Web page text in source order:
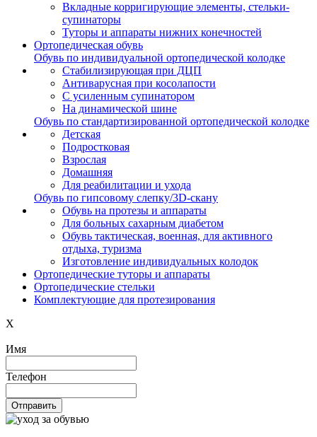
Вкладные корригирующие элементы, стельки-
супинаторы
Туторы и аппараты нижних конечностей
Ортопедическая обувь
Обувь по индивидуальной ортопедической колодке
Стабилизирующая при ДЦП
Антиварусная при косолапости
С усиленным супинатором
На динамической шине
Обувь по стандартизированной ортопедической колодке
Детская
Подростковая
Взрослая
Домашняя
Для реабилитации и ухода
Обувь по гипсовому слепку/3D-скану
Обувь на протезы и аппараты
Для больных сахарным диабетом
Обувь тактическая, военная, для активного
отдыха, туризма
Изготовление индивидуальных колодок
Ортопедические туторы и аппараты
Ортопедические cтельки
Комплектующие для протезирования
X
Имя
Телефон